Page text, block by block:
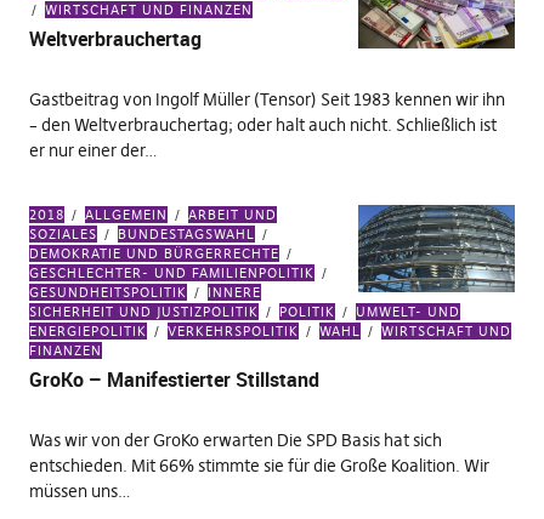
WIRTSCHAFT UND FINANZEN
Weltverbrauchertag
Gastbeitrag von Ingolf Müller (Tensor) Seit 1983 kennen wir ihn
– den Weltverbrauchertag; oder halt auch nicht. Schließlich ist
er nur einer der…
2018 ALLGEMEIN
ARBEIT UND
SOZIALES
BUNDESTAGSWAHL
DEMOKRATIE UND BÜRGERRECHTE
GESCHLECHTER- UND FAMILIENPOLITIK
GESUNDHEITSPOLITIK
INNERE
SICHERHEIT UND JUSTIZPOLITIK
POLITIK
UMWELT- UND
ENERGIEPOLITIK
VERKEHRSPOLITIK WAHL
WIRTSCHAFT UND
FINANZEN
GroKo – Manifestierter Stillstand
Was wir von der GroKo erwarten Die SPD Basis hat sich
entschieden. Mit 66% stimmte sie für die Große Koalition. Wir
müssen uns…